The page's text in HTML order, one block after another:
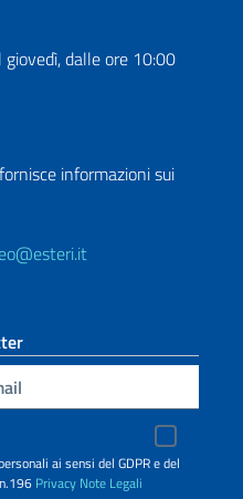
giovedì, dalle ore 10:00
informazioni sui
ai sensi del GDPR e del
Privacy Note Legali